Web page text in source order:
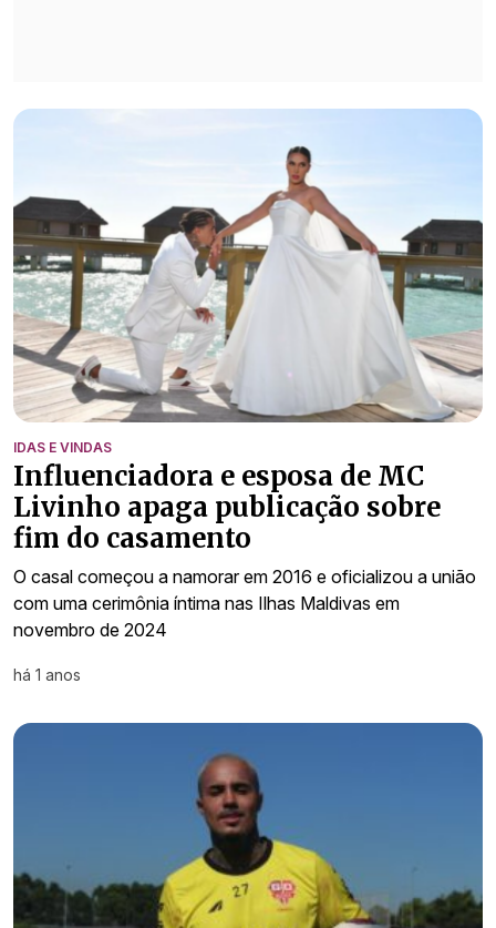
IDAS E VINDAS
Influenciadora e esposa de MC
Livinho apaga publicação sobre
fim do casamento
O casal começou a namorar em 2016 e oficializou a união
com uma cerimônia íntima nas Ilhas Maldivas em
novembro de 2024
há 1 anos